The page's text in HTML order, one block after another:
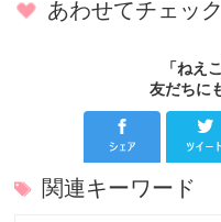
あわせてチェック
「ねえ
友だちに
関連キーワード